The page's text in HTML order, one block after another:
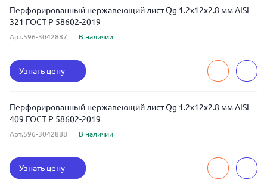
Перфорированный нержавеющий лист Qg 1.2x12x2.8 мм AISI
321 ГОСТ Р 58602-2019
Арт.596-3042887 В наличии
Узнать цену
Перфорированный нержавеющий лист Qg 1.2x12x2.8 мм AISI
409 ГОСТ Р 58602-2019
Арт.596-3042888 В наличии
Узнать цену